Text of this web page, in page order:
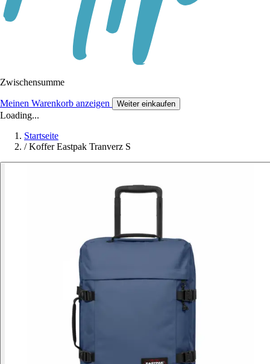
Zwischensumme
Meinen Warenkorb anzeigen Weiter einkaufen
Loading...
Startseite
/ Koffer Eastpak Tranverz S